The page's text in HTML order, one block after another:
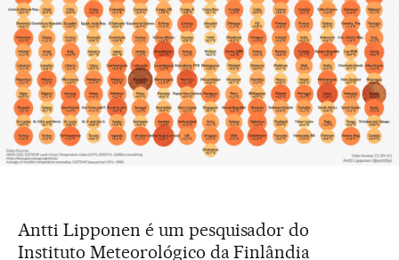
Antti Lipponen é um pesquisador do
Instituto Meteorológico da Finlândia